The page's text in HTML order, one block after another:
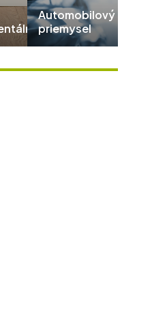
Automobilový
priemysel